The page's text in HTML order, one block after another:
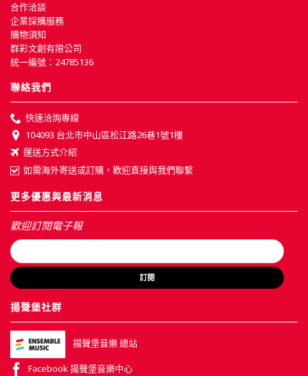
合作洽談
企業採購服務
購物須知
群彩文創有限公司
統一編號：24785136
聯絡我們
快速洽詢專線
104093 台北市中山區松江路26巷1號1樓
運送方式介紹
如需海外寄送或訂購，歡迎直接與我們聯繫
更多優惠與最新消息
歡迎訂閱電子報
訂閱
揚聲堡社群
揚聲堡音樂 總站
Facebook 揚聲堡音樂中心